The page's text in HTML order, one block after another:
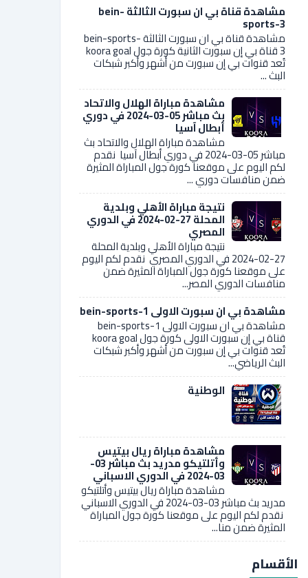
مشاهدة قناة بي ان سبورت الثالثة bein-
sports-3
مشاهدة قناة بي ان سبورت الثالثة bein-sports-
3 قناة بي إن سبورت الثانية كورة جول koora goal
تُعد قنوات بي إن سبورت من أشهر وأكبر شبكات
البث ...
مشاهدة مباراة الهلال والاتحاد
بث مباشر 05-03-2024 في دوري
أبطال آسيا
مشاهدة مباراة الهلال والاتحاد بث
مباشر 05-03-2024 في دوري أبطال آسيا نقدم
لكم اليوم على موقعنا كورة جول المباراة المثيرة
ضمن منافسات دوري ...
نتيجة مباراة الأهلي وبلدية
المحلة 27-02-2024 في الدوري
المصري
نتيجة مباراة الأهلي وبلدية المحلة
27-02-2024 في الدوري المصري نقدم لكم اليوم
على موقعنا كورة جول المباراة المثيرة ضمن
منافسات الدوري المصر...
مشاهدة بي ان سبورت الاولى bein-sports-1
مشاهدة بي ان سبورت الاولى bein-sports-1
قناة بي إن سبورت الاولى كورة جول koora goal
تُعد قنوات بي إن سبورت من أشهر وأكبر شبكات
البث الرياضي...
الوطنية
مشاهدة مباراة ريال بيتيس
وأتلتيكو مدريد بث مباشر 03-
03-2024 في الدوري الاسباني
مشاهدة مباراة ريال بيتيس وأتلتيكو
مدريد بث مباشر 03-03-2024 في الدوري الاسباني
نقدم لكم اليوم على موقعنا كورة جول المباراة
المثيرة ضمن منا...
الأقسام